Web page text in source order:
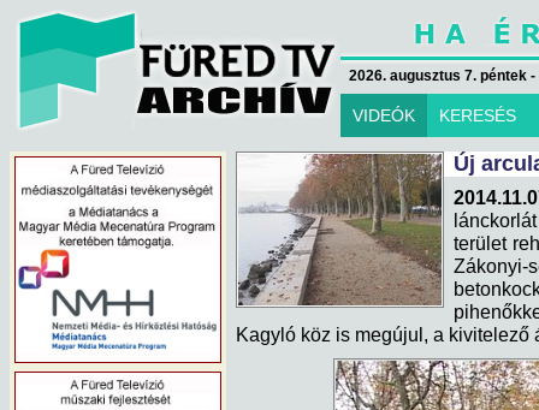
2026. augusztus 7. péntek
VIDEÓK KERESÉS
Új
terület
Zákonyi-
Kagyló köz is megújul, a